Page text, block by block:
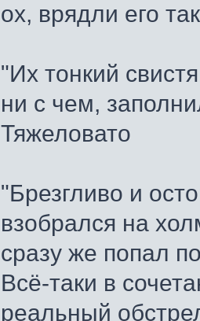
ох, врядли его
"Их тонкий
ни с чем,
Тяжеловато
"Брезгливо и
взобрался на
сразу же попал
Всё-таки в
реальный